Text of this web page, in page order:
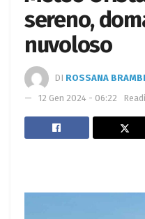
sereno,
nuvoloso
DI ROSSANA
12 Gen 2024 - 06:22